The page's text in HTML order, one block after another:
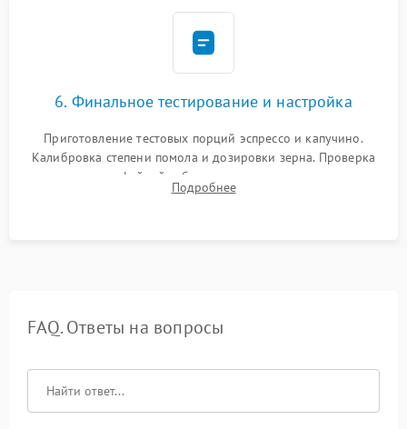
6. Финальное тестирование и настройка
Приготовление тестовых порций эспрессо и капучино.
Калибровка степени помола и дозировки зерна. Проверка
плотности кофейной таблетки, температуры напитка и
качества молочной пены. Контроль отсутствия посторонних
Подробнее
FAQ. Ответы на вопросы